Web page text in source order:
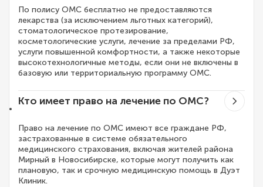
По полису ОМС бесплатно не предоставляются
лекарства (за исключением льготных категорий),
стоматологическое протезирование,
косметологические услуги, лечение за пределами РФ,
услуги повышенной комфортности, а также некоторые
высокотехнологичные методы, если они не включены в
базовую или территориальную программу ОМС.
Кто имеет право на лечение по ОМС?
Право на лечение по ОМС имеют все граждане РФ,
застрахованные в системе обязательного
медицинского страхования, включая жителей района
Мирный в Новосибирске, которые могут получить как
плановую, так и срочную медицинскую помощь в Дуэт
Клиник.